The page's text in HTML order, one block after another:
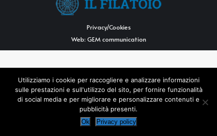
Privacy/Cookies
Web: GEM communication
Utilizziamo i cookie per raccogliere e analizzare informazioni
sulle prestazioni e sull'utilizzo del sito, per fornire funzionalità
di social media e per migliorare e personalizzare contenuti e
pubblicità presenti.
Ok Privacy policy